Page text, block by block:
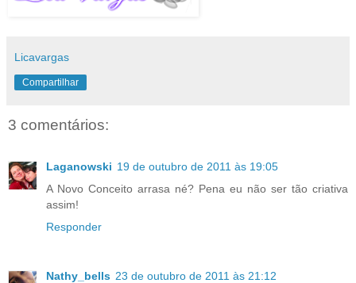
Licavargas
Compartilhar
3 comentários:
Laganowski 19 de outubro de 2011 às 19:05
A Novo Conceito arrasa né? Pena eu não ser tão criativa
assim!
Responder
Nathy_bells 23 de outubro de 2011 às 21:12